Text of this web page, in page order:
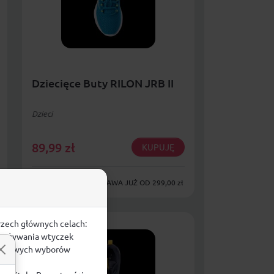
Dziecięce Buty RILON JRB II
Dzieci
89,99 zł KUPUJĘ
DARMOWA DOSTAWA JUŻ OD 299,00 zł
głównych celach:
używania wtyczek
wyborów